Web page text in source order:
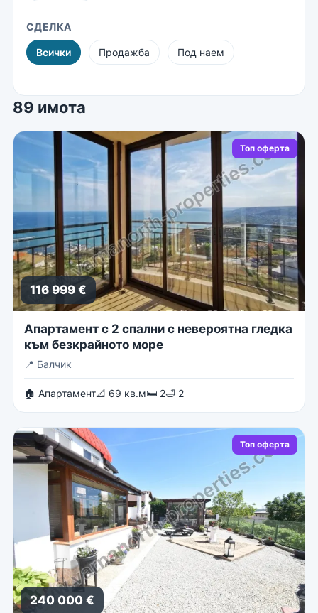
СДЕЛКА
Всички Продажба Под наем
89 имота
Топ оферта
116 999 €
Апартамент с 2 спални с невероятна гледка
към безкрайното море
📍 Балчик
🏠 Апартамент📐 69 кв.м🛏 2🛁 2
Топ оферта
240 000 €